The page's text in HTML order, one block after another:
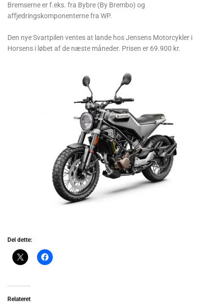
Bremserne er f.eks. fra Bybre (By Brembo) og
affjedringskomponenterne fra WP.
Den nye Svartpilen ventes at lande hos Jensens Motorcykler i
Horsens i løbet af de næste måneder. Prisen er 69.900 kr.
Del dette:
Relateret